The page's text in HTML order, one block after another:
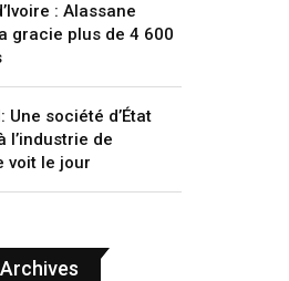
: Alassane
gracie plus de 4 600
Une société d’État
l’industrie de
voit le jour